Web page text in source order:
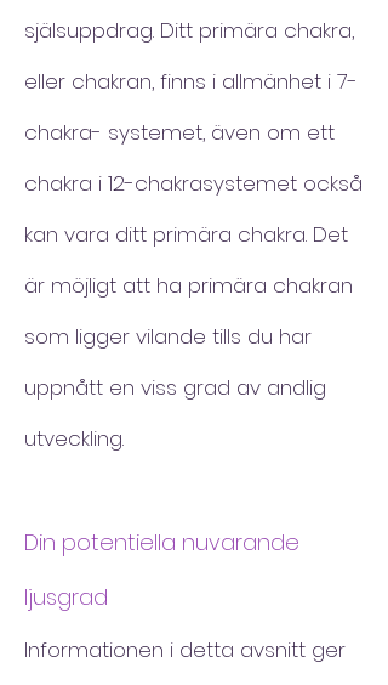
själsuppdrag. Ditt primära chakra,
eller chakran, finns i allmänhet i 7-
chakra- systemet, även om ett
chakra i 12-chakrasystemet också
kan vara ditt primära chakra. Det
är möjligt att ha primära chakran
som ligger vilande tills du har
uppnått en viss grad av andlig
utveckling.
Din potentiella nuvarande
ljusgrad
Informationen i detta avsnitt ger